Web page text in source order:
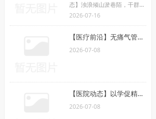
态】浊浪倾山淤巷陌，干群挥
铲复家山！——宽城县医院排
整治灾后重建践初心，实干担
当护家园！
2026-07-16
【医疗前沿】无痛气管镜——让高龄患者告别“检查恐惧”，在睡梦中完成精准诊疗
2026-07-08
【医院动态】以学促精，赋能临床——我院常态化医师培训学习班正式开讲
2026-07-08